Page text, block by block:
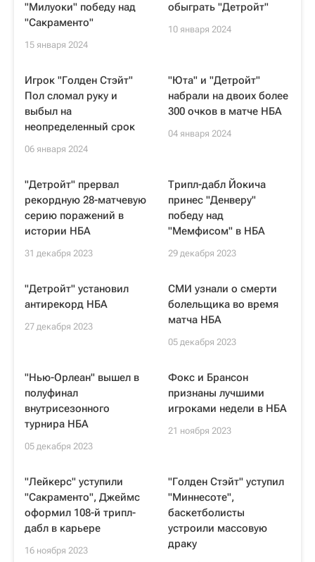
"Милуоки" победу над
"Сакраменто"
15 января 2024
обыграть "Детройт"
10 января 2024
Игрок "Голден Стэйт"
Пол сломал руку и
выбыл на
неопределенный срок
06 января 2024
"Юта" и "Детройт"
набрали на двоих более
300 очков в матче НБА
04 января 2024
"Детройт" прервал
рекордную 28-матчевую
серию поражений в
истории НБА
31 декабря 2023
Трипл-дабл Йокича
принес "Денверу"
победу над
"Мемфисом" в НБА
29 декабря 2023
"Детройт" установил
антирекорд НБА
27 декабря 2023
СМИ узнали о смерти
болельщика во время
матча НБА
05 декабря 2023
"Нью-Орлеан" вышел в
полуфинал
внутрисезонного
турнира НБА
05 декабря 2023
Фокс и Брансон
признаны лучшими
игроками недели в НБА
21 ноября 2023
"Лейкерс" уступили
"Сакраменто", Джеймс
оформил 108-й трипл-
дабл в карьере
16 ноября 2023
"Голден Стэйт" уступил
"Миннесоте",
баскетболисты
устроили массовую
драку